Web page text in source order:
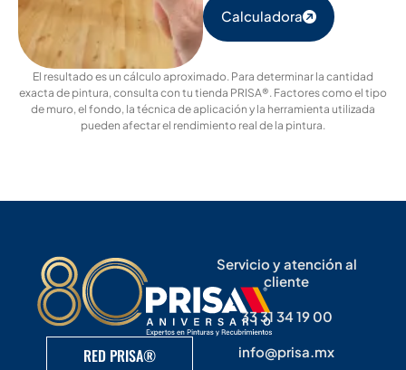
Calculadora
El resultado es un cálculo aproximado. Para determinar la cantidad
exacta de pintura, consulta con tu tienda PRISA®. Factores como el tipo
de muro, el fondo, la técnica de aplicación y la herramienta utilizada
pueden afectar el rendimiento real de la pintura.
RED PRISA®
Servicio y atención al
cliente
33 31 34 19 00
info@prisa.mx